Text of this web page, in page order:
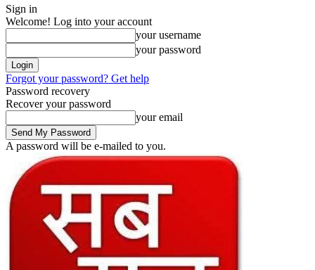
Sign in
Welcome! Log into your account
your username
your password
Forgot your password? Get help
Password recovery
Recover your password
your email
A password will be e-mailed to you.